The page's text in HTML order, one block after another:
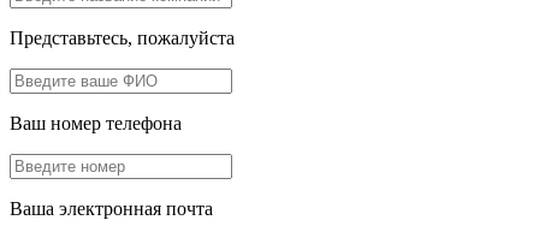
Представьтесь, пожалуйста
Ваш номер телефона
Ваша электронная почта